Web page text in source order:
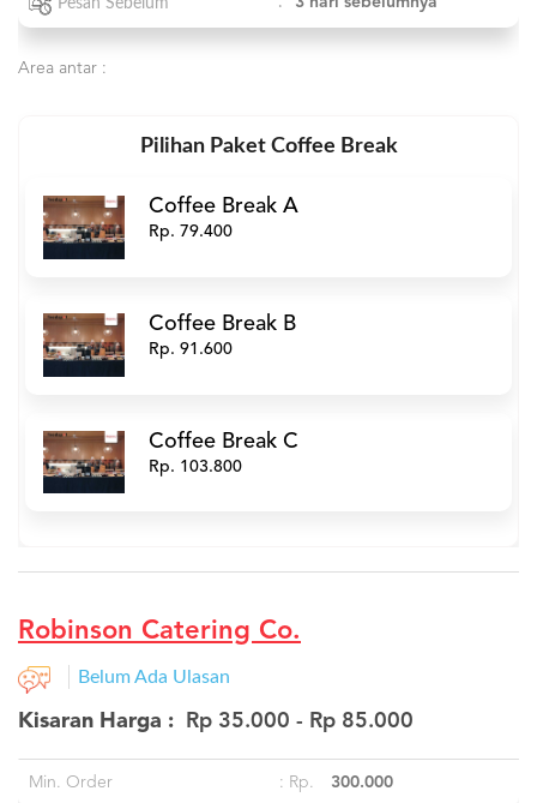
Pesan Sebelum
Area antar :
Pilihan Paket Coffee Break
Coffee Break A
Rp. 79.400
Coffee Break B
Rp. 91.600
Coffee Break C
Rp. 103.800
Robinson Catering Co.
Belum Ada Ulasan
Kisaran Harga : Rp 35.000 - Rp 85.000
Min. Order : Rp. 300.000